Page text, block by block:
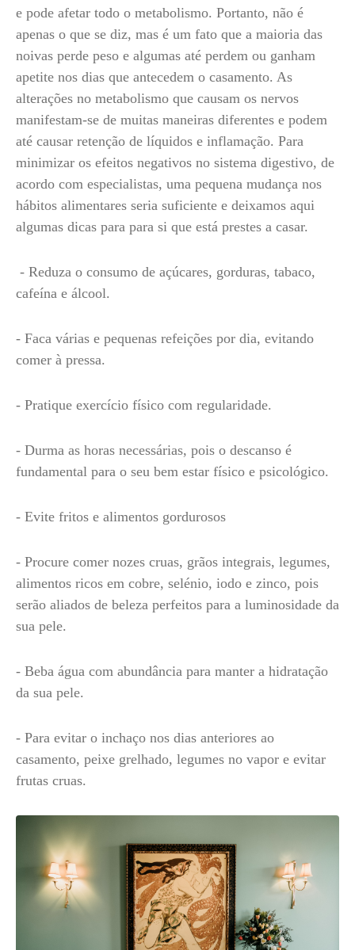
e pode afetar todo o metabolismo. Portanto, não é
apenas o que se diz, mas é um fato que a maioria das
noivas perde peso e algumas até perdem ou ganham
apetite nos dias que antecedem o casamento. As
alterações no metabolismo que causam os nervos
manifestam-se de muitas maneiras diferentes e podem
até causar retenção de líquidos e inflamação. Para
minimizar os efeitos negativos no sistema digestivo, de
acordo com especialistas, uma pequena mudança nos
hábitos alimentares seria suficiente e deixamos aqui
algumas dicas para para si que está prestes a casar.
- Reduza o consumo de açúcares, gorduras, tabaco,
cafeína e álcool.
- Faca várias e pequenas refeições por dia, evitando
comer à pressa.
- Pratique exercício físico com regularidade.
- Durma as horas necessárias, pois o descanso é
fundamental para o seu bem estar físico e psicológico.
- Evite fritos e alimentos gordurosos
- Procure comer nozes cruas, grãos integrais, legumes,
alimentos ricos em cobre, selénio, iodo e zinco, pois
serão aliados de beleza perfeitos para a luminosidade da
sua pele.
- Beba água com abundância para manter a hidratação
da sua pele.
- Para evitar o inchaço nos dias anteriores ao
casamento, peixe grelhado, legumes no vapor e evitar
frutas cruas.